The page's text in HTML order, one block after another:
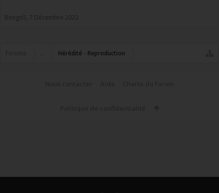
Bongo5 , 7 Décembre 2022
Hérédité - Reproduction